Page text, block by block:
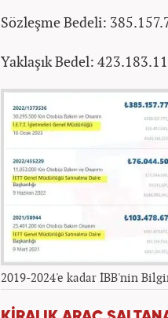
Sözleşme Bedeli:
Yaklaşık Bedel:
2019-2024'e kadar İBB'nin